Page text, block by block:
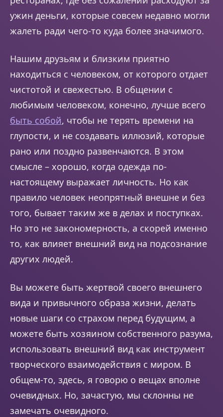
ужин деньги, которые совсем недавно могли
жалеть ради чего-то куда более значимого.
Нашим друзьям и близким приятно
находиться с человеком, от которого отдает
чистотой и свежестью. В общении с
любимым человеком, конечно, лучше всего
быть собой, чтобы не терять времени на
глупости, и не создавать иллюзий, которые
рано или поздно развенчаются. В этом
смысле – хорошо, когда одежда по-
настоящему выражает личность. Но как
правило человек неопрятный внешне и без
того, бывает таким же в делах и поступках.
Но это не закономерность, а скорей именно
то, как влияет внешний вид на подсознание
других людей.
Вы можете быть жертвой своего внешнего
вида и привычного образа жизни, делать
новые шаги со страхом перед будущим, а
можете быть хозяином собственного разума,
использовать внешний вид как инструмент
творческого взаимодействия с миром. В
общем-то, здесь, я говорю о вещах вполне
очевидных. Но, зачастую, мы склонны не
замечать очевидного.